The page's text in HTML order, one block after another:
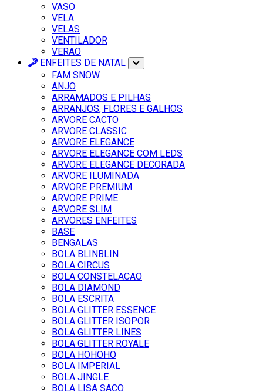
VASO
VELA
VELAS
VENTILADOR
VERAO
ENFEITES DE NATAL
FAM SNOW
ANJO
ARRAMADOS E PILHAS
ARRANJOS, FLORES E GALHOS
ARVORE CACTO
ARVORE CLASSIC
ARVORE ELEGANCE
ARVORE ELEGANCE COM LEDS
ARVORE ELEGANCE DECORADA
ARVORE ILUMINADA
ARVORE PREMIUM
ARVORE PRIME
ARVORE SLIM
ARVORES ENFEITES
BASE
BENGALAS
BOLA BLINBLIN
BOLA CIRCUS
BOLA CONSTELACAO
BOLA DIAMOND
BOLA ESCRITA
BOLA GLITTER ESSENCE
BOLA GLITTER ISOPOR
BOLA GLITTER LINES
BOLA GLITTER ROYALE
BOLA HOHOHO
BOLA IMPERIAL
BOLA JINGLE
BOLA LISA SACO